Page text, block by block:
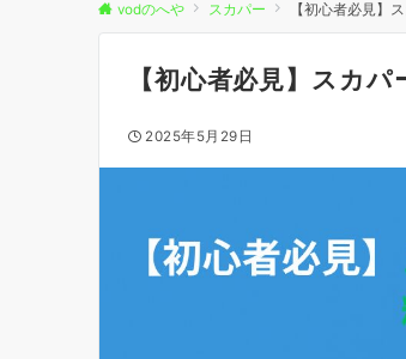
vodのへや スカパー 【初心者必見】
【初心者必見】スカ
2025年5月29日